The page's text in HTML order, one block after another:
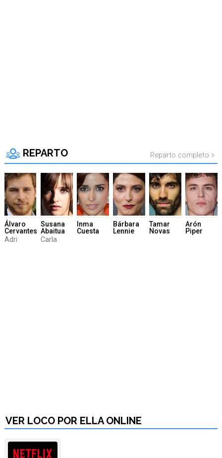
REPARTO Reparto completo
Álvaro
Cervantes
Adri
Susana
Abaitua
Carla
Inma
Cuesta
Bárbara
Lennie
Tamar
Novas
Arón
Piper
VER LOCO POR ELLA ONLINE